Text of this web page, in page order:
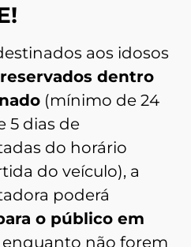
aos idosos
dentro
(mínimo de 24
5 dias de
do horário
do veículo), a
poderá
o público em
não forem